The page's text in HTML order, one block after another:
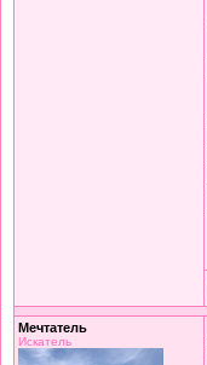
Мечтатель
Искатель